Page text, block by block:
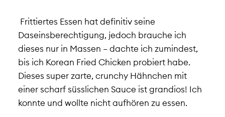
Frittiertes Essen hat definitiv seine
Daseinsberechtigung, jedoch brauche ich
dieses nur in Massen – dachte ich zumindest,
bis ich Korean Fried Chicken probiert habe.
Dieses super zarte, crunchy Hähnchen mit
einer scharf süsslichen Sauce ist grandios! Ich
konnte und wollte nicht aufhören zu essen.